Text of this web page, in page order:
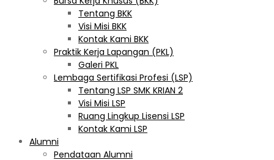
Tentang BKK
Visi Misi BKK
Kontak Kami BKK
Praktik Kerja Lapangan (PKL)
Galeri PKL
Lembaga Sertifikasi Profesi (LSP)
Tentang LSP SMK KRIAN 2
Visi Misi LSP
Ruang Lingkup Lisensi LSP
Kontak Kami LSP
Alumni
Pendataan Alumni